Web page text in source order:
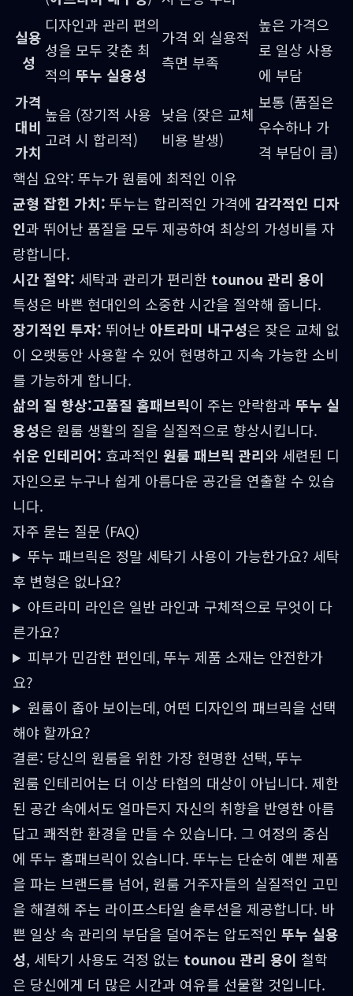
실용
성
디자인과 관리 편의
성을 모두 갖춘 최
적의 뚜누 실용성
가격 외 실용적
측면 부족
높은 가격으
로 일상 사용
에 부담
가격
대비
가치
높음 (장기적 사용
고려 시 합리적)
낮음 (잦은 교체
비용 발생)
보통 (품질은
우수하나 가
격 부담이 큼)
핵심 요약: 뚜누가 원룸에 최적인 이유
균형 잡힌 가치: 뚜누는 합리적인 가격에 감각적인 디자
인과 뛰어난 품질을 모두 제공하여 최상의 가성비를 자
랑합니다.
시간 절약: 세탁과 관리가 편리한 tounou 관리 용이
특성은 바쁜 현대인의 소중한 시간을 절약해 줍니다.
장기적인 투자: 뛰어난 아트라미 내구성은 잦은 교체 없
이 오랫동안 사용할 수 있어 현명하고 지속 가능한 소비
를 가능하게 합니다.
삶의 질 향상:고품질 홈패브릭이 주는 안락함과 뚜누 실
용성은 원룸 생활의 질을 실질적으로 향상시킵니다.
쉬운 인테리어: 효과적인 원룸 패브릭 관리와 세련된 디
자인으로 누구나 쉽게 아름다운 공간을 연출할 수 있습
니다.
자주 묻는 질문 (FAQ)
뚜누 패브릭은 정말 세탁기 사용이 가능한가요? 세탁
후 변형은 없나요?
아트라미 라인은 일반 라인과 구체적으로 무엇이 다
른가요?
피부가 민감한 편인데, 뚜누 제품 소재는 안전한가
요?
원룸이 좁아 보이는데, 어떤 디자인의 패브릭을 선택
해야 할까요?
결론: 당신의 원룸을 위한 가장 현명한 선택, 뚜누
원룸 인테리어는 더 이상 타협의 대상이 아닙니다. 제한
된 공간 속에서도 얼마든지 자신의 취향을 반영한 아름
답고 쾌적한 환경을 만들 수 있습니다. 그 여정의 중심
에 뚜누 홈패브릭이 있습니다. 뚜누는 단순히 예쁜 제품
을 파는 브랜드를 넘어, 원룸 거주자들의 실질적인 고민
을 해결해 주는 라이프스타일 솔루션을 제공합니다. 바
쁜 일상 속 관리의 부담을 덜어주는 압도적인 뚜누 실용
성, 세탁기 사용도 걱정 없는 tounou 관리 용이 철학
은 당신에게 더 많은 시간과 여유를 선물할 것입니다.